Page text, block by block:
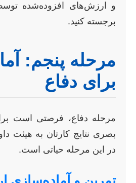
و ارزش‌های افزوده‌شده
برجسته کنید.
مرحله پنجم:
برای دفاع
مرحله دفاع، فرصتی است
بصری نتایج کارتان به هیئت
در این مرحله حیاتی است.